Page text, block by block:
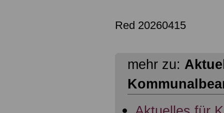
Red 20260415
mehr zu: